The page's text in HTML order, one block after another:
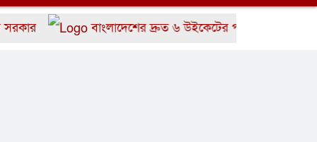
বাংলাদেশের দ্রুত ৬ উইকেটের পতন